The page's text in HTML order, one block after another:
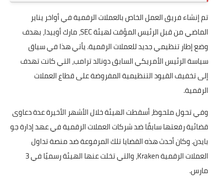
تم إنشاء فريق العمل الخاص بالعملات الرقمية في أواخر يناير
الماضي من قبل الرئيس المؤقت لهيئة SEC، مارك أوييدا، بهدف
وضع إطار تنظيمي جديد للعملات الرقمية. يأتي هذا في سياق
سياسة الرئيس الأمريكي السابق دونالد ترامب، التي كانت تهدف
إلى تخفيف القيود التنظيمية المفروضة على قطاع العملات
الرقمية.
وفي تحول ملحوظ، أسقطت الهيئة خلال الأشهر الأخيرة عدة دعاوى
قضائية رفعتها سابقًا ضد شركات العملات الرقمية في عهد إدارة جو
بايدن. وكان أحدث هذه القضايا تلك المرفوعة ضد منصة تداول
العملات الرقمية Kraken، والتي تخلت عنها الهيئة رسميًا في 3
مارس.